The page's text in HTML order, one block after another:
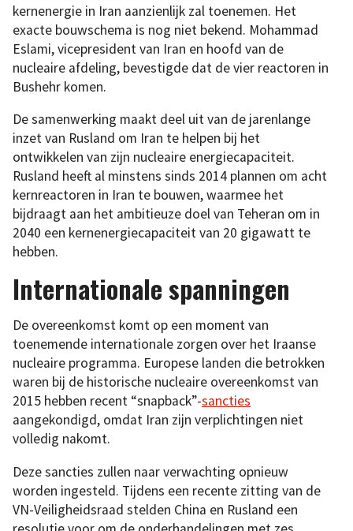
kernenergie in Iran aanzienlijk zal toenemen. Het
exacte bouwschema is nog niet bekend. Mohammad
Eslami, vicepresident van Iran en hoofd van de
nucleaire afdeling, bevestigde dat de vier reactoren in
Bushehr komen.
De samenwerking maakt deel uit van de jarenlange
inzet van Rusland om Iran te helpen bij het
ontwikkelen van zijn nucleaire energiecapaciteit.
Rusland heeft al minstens sinds 2014 plannen om acht
kernreactoren in Iran te bouwen, waarmee het
bijdraagt aan het ambitieuze doel van Teheran om in
2040 een kernenergiecapaciteit van 20 gigawatt te
hebben.
Internationale spanningen
De overeenkomst komt op een moment van
toenemende internationale zorgen over het Iraanse
nucleaire programma. Europese landen die betrokken
waren bij de historische nucleaire overeenkomst van
2015 hebben recent “snapback”-sancties
aangekondigd, omdat Iran zijn verplichtingen niet
volledig nakomt.
Deze sancties zullen naar verwachting opnieuw
worden ingesteld. Tijdens een recente zitting van de
VN-Veiligheidsraad stelden China en Rusland een